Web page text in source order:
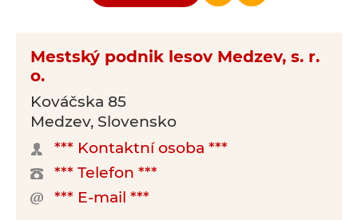
Mestský podnik lesov Medzev, s. r.
o.
Kováčska 85
Medzev, Slovensko
*** Kontaktní osoba ***
*** Telefon ***
*** E-mail ***